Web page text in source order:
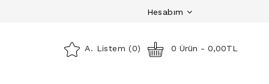
Hesabım
A. Listem (0) 0 Ürün - 0,00TL